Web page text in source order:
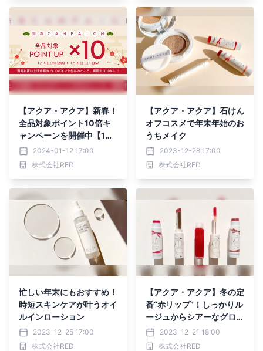
【アクア・アクア】新春！
全品対象ポイント10倍キ
ャンペーンを開催中【1月
21日(日)23:59まで】
2024-01-12 17:00
株式会社RED
【アクア・アクア】石けん
オフコスメで年末年始のお
うちメイク
2023-12-28 17:00
株式会社RED
忙しい年末にもおすすめ！
時短スキンケアが叶うオイ
ルインローション
2023-12-25 17:00
株式会社RED
【アクア・アクア】冬の定
番“赤リップ”！しっかりル
ージュからシアーなグロス
まで４種類の赤リップをご
紹介
2023-12-21 18:00
株式会社RED